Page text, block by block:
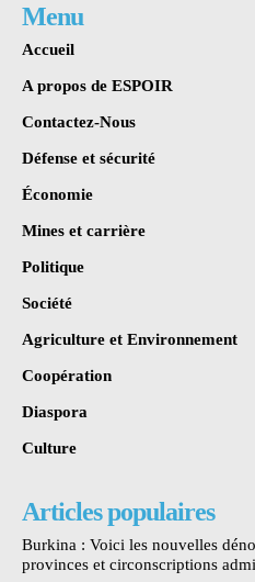
Menu
Accueil
A propos de ESPOIR
Contactez-Nous
Défense et sécurité
Économie
Mines et carrière
Politique
Société
Agriculture et Environnement
Coopération
Diaspora
Culture
Articles populaires
Burkina : Voici les nouvelles
provinces et circonscriptions